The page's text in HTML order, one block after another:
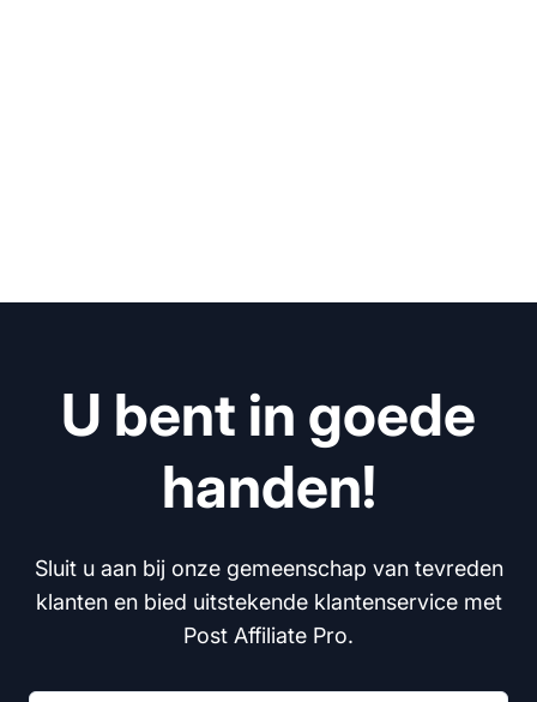
U bent in goede
handen!
Sluit u aan bij onze gemeenschap van tevreden
klanten en bied uitstekende klantenservice met
Post Affiliate Pro.